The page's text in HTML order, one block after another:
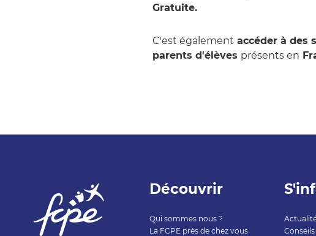
Gratuite.
C'est également accéder à des
parents d'élèves présents en
Découvrir
Qui sommes nous ?
La FCPE près de chez vous